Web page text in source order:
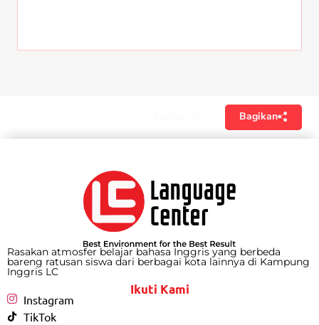
Bagikan
Rasakan atmosfer belajar bahasa Inggris yang berbeda
bareng ratusan siswa dari berbagai kota lainnya di Kampung
Inggris LC
Ikuti Kami
Instagram
TikTok